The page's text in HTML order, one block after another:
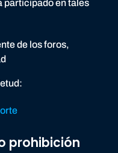
participado en tales
de los foros,
prohibición